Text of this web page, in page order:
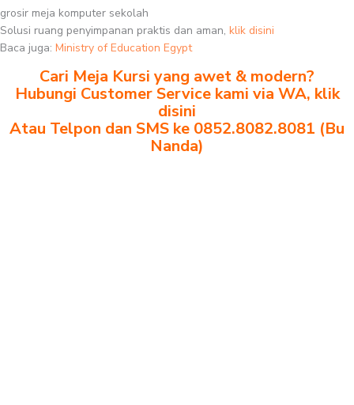
grosir meja komputer sekolah
Solusi ruang penyimpanan praktis dan aman, klik disini
Baca juga: Ministry of Education Egypt
Cari Meja Kursi yang awet & modern?
Hubungi Customer Service kami via WA, klik
disini
Atau Telpon dan SMS ke 0852.8082.8081 (Bu
Nanda)